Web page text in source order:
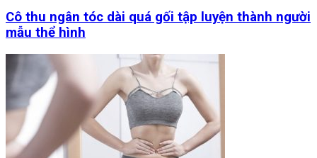
Cô thu ngân tóc dài quá gối tập luyện thành người
mẫu thể hình